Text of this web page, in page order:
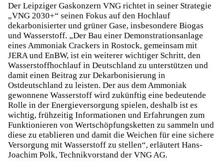
Der Leipziger Gaskonzern VNG richtet in seiner Strategie
„VNG 2030+“ seinen Fokus auf den Hochlauf
dekarbonisierter und grüner Gase, insbesondere Biogas
und Wasserstoff. „Der Bau einer Demonstrationsanlage
eines Ammoniak Crackers in Rostock, gemeinsam mit
JERA und EnBW, ist ein weiterer wichtiger Schritt, den
Wasserstoffhochlauf in Deutschland zu unterstützen und
damit einen Beitrag zur Dekarbonisierung in
Ostdeutschland zu leisten. Der aus dem Ammoniak
gewonnene Wasserstoff wird zukünftig eine bedeutende
Rolle in der Energieversorgung spielen, deshalb ist es
wichtig, frühzeitig Informationen und Erfahrungen zum
Funktionieren von Wertschöpfungsketten zu sammeln und
diese zu etablieren und damit die Weichen für eine sichere
Versorgung mit Wasserstoff zu stellen“, erläutert Hans-
Joachim Polk, Technikvorstand der VNG AG.